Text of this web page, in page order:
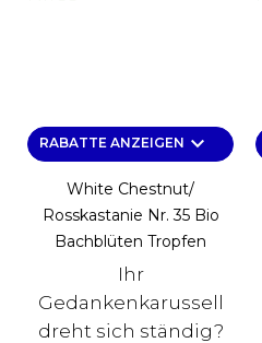
RABATTE ANZEIGEN keyboard_arrow_down
White Chestnut/
Rosskastanie Nr. 35 Bio
Bachblüten Tropfen
Ihr
Gedankenkarussell
dreht sich ständig?